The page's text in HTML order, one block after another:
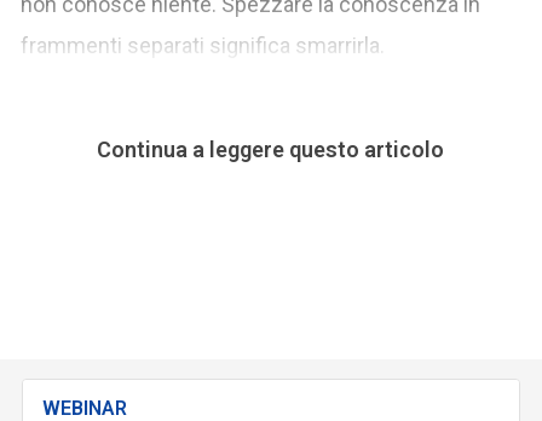
frammenti separati significa smarrirla.
Continua a leggere questo articolo
WEBINAR